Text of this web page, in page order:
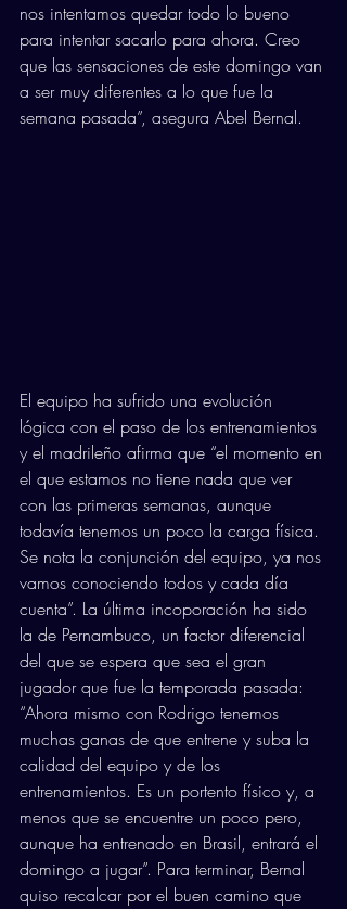
nos intentamos quedar todo lo bueno
para intentar sacarlo para ahora. Creo
que las sensaciones de este domingo van
a ser muy diferentes a lo que fue la
semana pasada”, asegura Abel Bernal.
El equipo ha sufrido una evolución
lógica con el paso de los entrenamientos
y el madrileño afirma que “el momento en
el que estamos no tiene nada que ver
con las primeras semanas, aunque
todavía tenemos un poco la carga física.
Se nota la conjunción del equipo, ya nos
vamos conociendo todos y cada día
cuenta”. La última incoporación ha sido
la de Pernambuco, un factor diferencial
del que se espera que sea el gran
jugador que fue la temporada pasada:
“Ahora mismo con Rodrigo tenemos
muchas ganas de que entrene y suba la
calidad del equipo y de los
entrenamientos. Es un portento físico y, a
menos que se encuentre un poco pero,
aunque ha entrenado en Brasil, entrará el
domingo a jugar”. Para terminar, Bernal
quiso recalcar por el buen camino que